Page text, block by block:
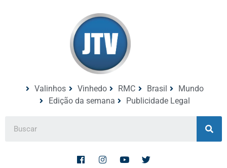
Valinhos Vinhedo RMC Brasil
Mundo
Edição da semana
Publicidade Legal